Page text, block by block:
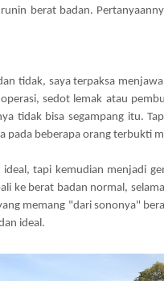
berat badan.
tidak, saya terpaksa
operasi, sedot lemak atau
tidak bisa segampang itu.
pada beberapa orang terbukti
tapi kemudian menjadi
ke berat badan normal,
memang "dari sononya"
ideal.